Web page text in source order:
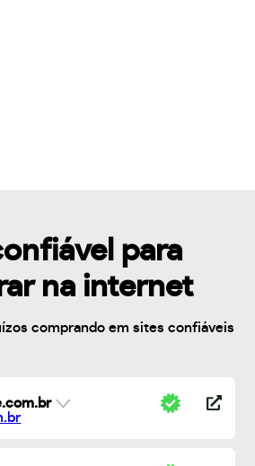
para
na internet
comprando em sites confiáveis